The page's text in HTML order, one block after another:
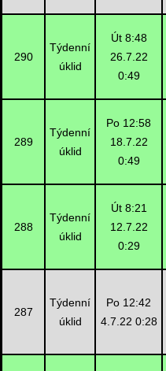
290
Týdenní
úklid
Út 8:48
26.7.22
0:49
289
Týdenní
úklid
Po 12:58
18.7.22
0:49
288
Týdenní
úklid
Út 8:21
12.7.22
0:29
287
Týdenní
úklid
Po 12:42
4.7.22 0:28